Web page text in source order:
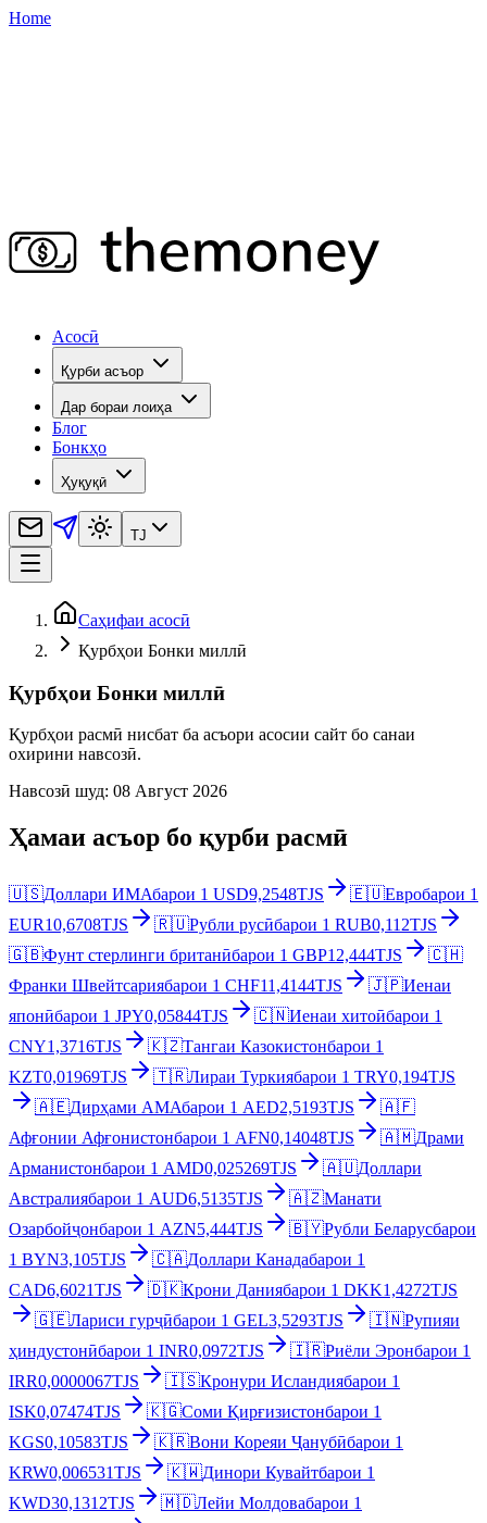
Home
Асосӣ
Қурби асъор
Дар бораи лоиҳа
Блог
Бонкҳо
Ҳуқуқӣ
TJ
Саҳифаи асосӣ
Қурбҳои Бонки миллӣ
Қурбҳои Бонки миллӣ
Қурбҳои расмӣ нисбат ба асъори асосии сайт бо санаи
охирини навсозӣ.
Навсозӣ шуд: 08 Август 2026
Ҳамаи асъор бо қурби расмӣ
🇺🇸Доллари ИМАбарои 1 USD9,2548TJS 🇪🇺Евробарои 1
EUR10,6708TJS 🇷🇺Рубли русӣбарои 1 RUB0,112TJS
🇬🇧Фунт стерлинги британӣбарои 1 GBP12,444TJS
🇨🇭
Франки Швейтсариябарои 1 CHF11,4144TJS 🇯🇵Иенаи
японӣбарои 1 JPY0,05844TJS 🇨🇳Иенаи хитоӣбарои 1
CNY1,3716TJS 🇰🇿Тангаи Казокистонбарои 1
KZT0,01969TJS 🇹🇷Лираи Туркиябарои 1 TRY0,194TJS
🇦🇪Дирҳами АМАбарои 1 AED2,5193TJS
🇦🇫
Афғонии Афғонистонбарои 1 AFN0,14048TJS 🇦🇲Драми
Арманистонбарои 1 AMD0,025269TJS 🇦🇺Доллари
Австралиябарои 1 AUD6,5135TJS 🇦🇿Манати
Озарбойҷонбарои 1 AZN5,444TJS 🇧🇾Рубли Беларусбарои
1 BYN3,105TJS 🇨🇦Доллари Канадабарои 1
CAD6,6021TJS 🇩🇰Крони Даниябарои 1 DKK1,4272TJS
🇬🇪Лариси гурҷӣбарои 1 GEL3,5293TJS 🇮🇳Рупияи
ҳиндустонӣбарои 1 INR0,0972TJS 🇮🇷Риёли Эронбарои 1
IRR0,0000067TJS 🇮🇸Кронури Исландиябарои 1
ISK0,07474TJS 🇰🇬Соми Қирғизистонбарои 1
KGS0,10583TJS 🇰🇷Вони Кореяи Ҷанубӣбарои 1
KRW0,006531TJS 🇰🇼Динори Кувайтбарои 1
KWD30,1312TJS 🇲🇩Лейи Молдовабарои 1